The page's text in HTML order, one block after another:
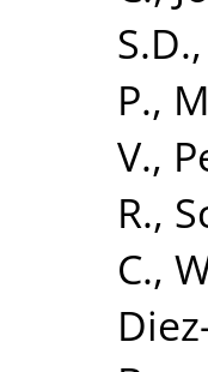
S.D.,
P.,
V.,
R.,
C.,